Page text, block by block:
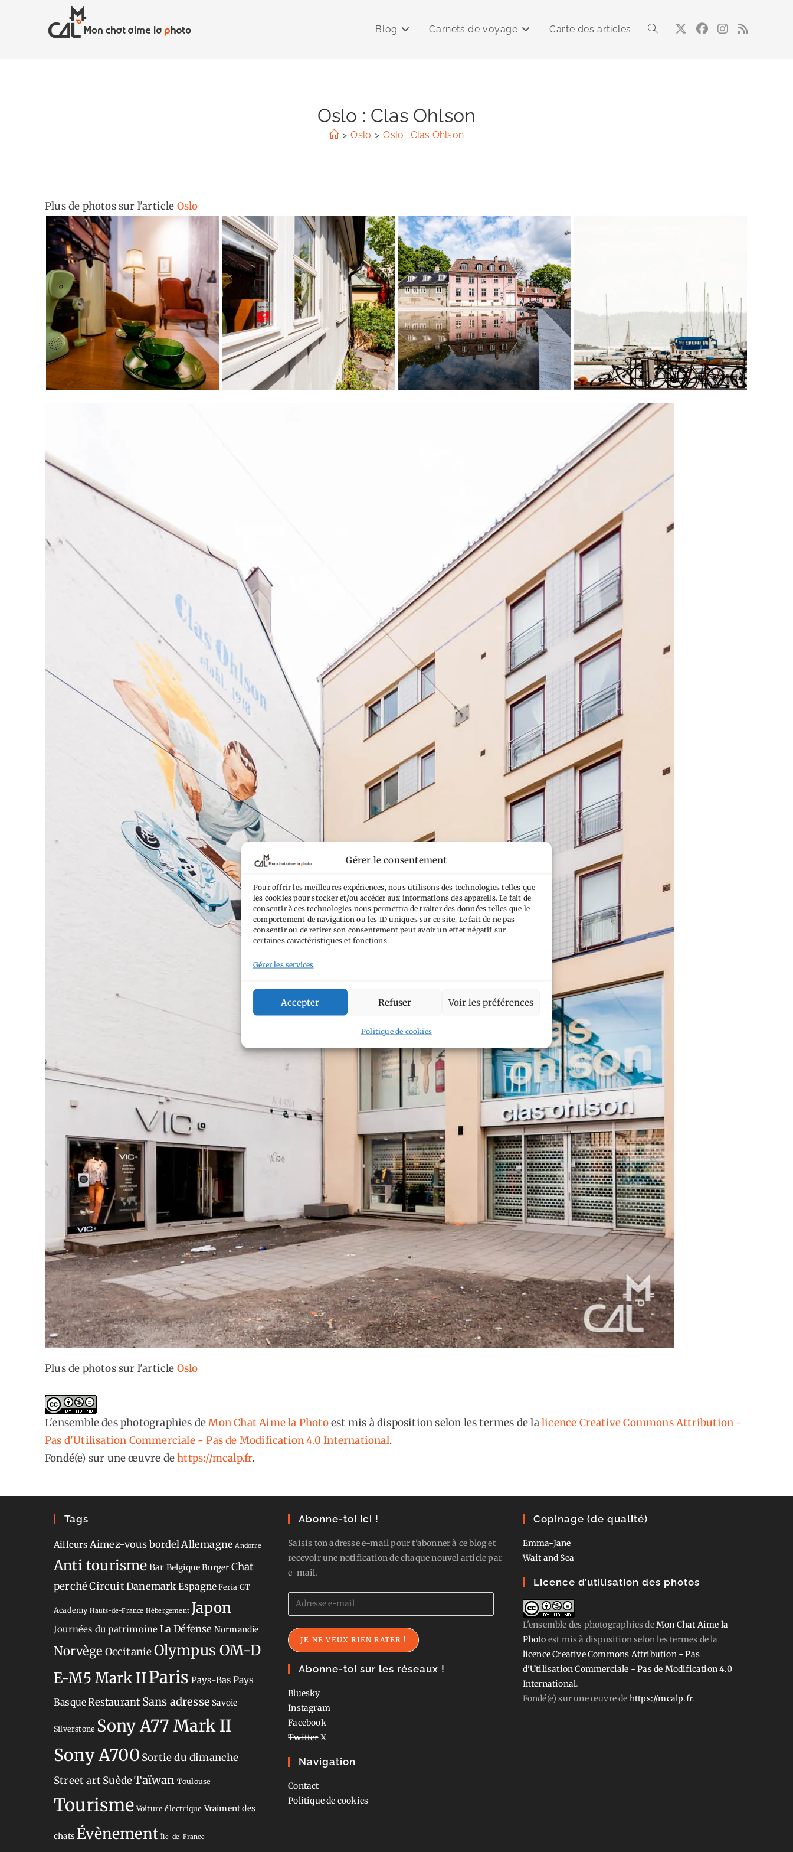
Gérer le consentement
Pour offrir les meilleures expériences, nous utilisons des technologies telles que
les cookies pour stocker et/ou accéder aux informations des appareils. Le fait de
consentir à ces technologies nous permettra de traiter des données telles que le
comportement de navigation ou les ID uniques sur ce site. Le fait de ne pas
consentir ou de retirer son consentement peut avoir un effet négatif sur
certaines caractéristiques et fonctions.
Gérer les services
Accepter Refuser Voir les préférences
Politique de cookies
Blog Carnets de voyage Carte des articles Toggle
Oslo : Clas Ohlson
> Oslo > Oslo : Clas Ohlson
Plus de photos sur l'article Oslo
Plus de photos sur l'article Oslo
L'ensemble des photographies deMon Chat Aime la Photoest mis à disposition selon les termes de lalicence Creative Commons Attribution -
Pas d'Utilisation Commerciale - Pas de Modification 4.0 International.
Fondé(e) sur une œuvre dehttps://mcalp.fr.
Tags
Ailleurs Aimez-vous bordel Allemagne Andorre
Anti tourisme Bar BelgiqueBurger Chat
perchéCircuitDanemark Espagne Feria GT
Academy Hauts-de-France Hébergement Japon
Journées du patrimoine La Défense Normandie
Norvège OccitanieOlympus OM-D
E-M5 Mark IIParis Pays-Bas Pays
BasqueRestaurant Sans adresse Savoie
Silverstone Sony A77 Mark II
Sony A700 Sortie du dimanche
Street artSuèdeTaïwan Toulouse
Tourisme Voiture électrique Vraiment des
chats Évènement Île-de-France
Abonne-toi ici !
Saisis ton adresse e-mail pour t'abonner à ce blog et
recevoir une notification de chaque nouvel article par
e-mail.
Adresse
e-
mail
JE NE VEUX RIEN RATER !
Abonne-toi sur les réseaux !
Bluesky
Instagram
Facebook
TwitterX
Navigation
Contact
Politique de cookies
Copinage (de qualité)
Emma-Jane
Wait and Sea
Licence d’utilisation des photos
L'ensemble des photographiesdeMon Chat Aime la
Photo est mis à disposition selon les termes de la
licence Creative Commons Attribution - Pas
d'Utilisation Commerciale - Pas de Modification 4.0
International.
Fondé(e) sur une œuvre de https://mcalp.fr.